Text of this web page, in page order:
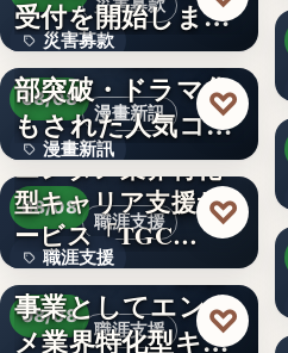
災害募款
災害募款
文字
受付を開始しまし
た
漫畫新訊
08/08
漫畫新訊
文字
シリーズ累計40万
部突破・ドラマ化
もされた人気コミ
ック！…
♡
職涯支援
08/08
職涯支援
330,000
エンタメ業界特化
型キャリア支援サ
ービス「TGC…
♡
職涯支援
08/08
W TOKYO、新規
事業としてエンタ
メ業界特化型キャ
♡